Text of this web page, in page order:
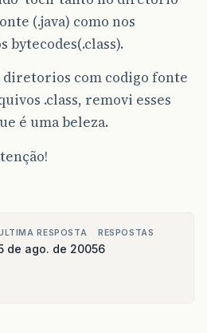
(.java) como nos
bytecodes(.class).
diretorios com codigo fonte
.class, removi esses
é uma beleza.
RESPOSTA
de ago. de 2005
RESPOSTAS
6